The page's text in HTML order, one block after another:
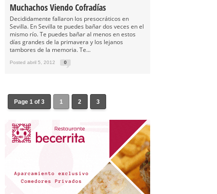
Muchachos Viendo Cofradías
Decididamente fallaron los presocráticos en
Sevilla. En Sevilla te puedes bañar dos veces en el
mismo río. Te puedes bañar al menos en estos
días grandes de la primavera y los lejanos
tambores de la memoria. Te...
Posted abril 5, 2012 0
Page 1 of 3 1 2 3